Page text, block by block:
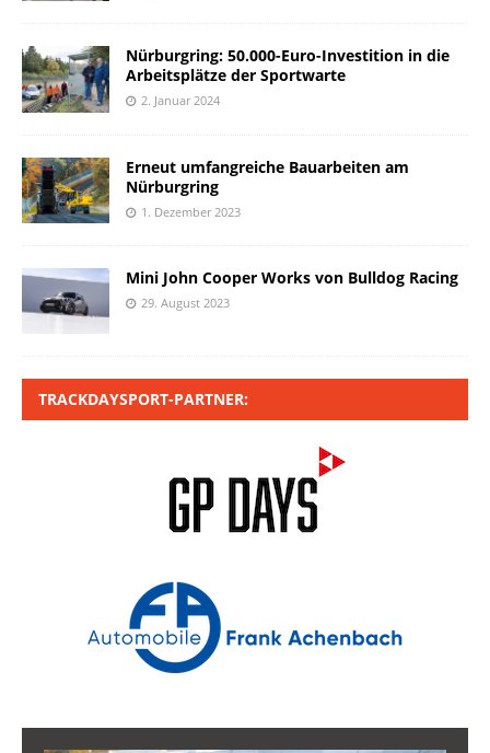
Nürburgring: 50.000-Euro-Investition in die
Arbeitsplätze der Sportwarte
2. Januar 2024
Erneut umfangreiche Bauarbeiten am
Nürburgring
1. Dezember 2023
Mini John Cooper Works von Bulldog Racing
29. August 2023
TRACKDAYSPORT-PARTNER: